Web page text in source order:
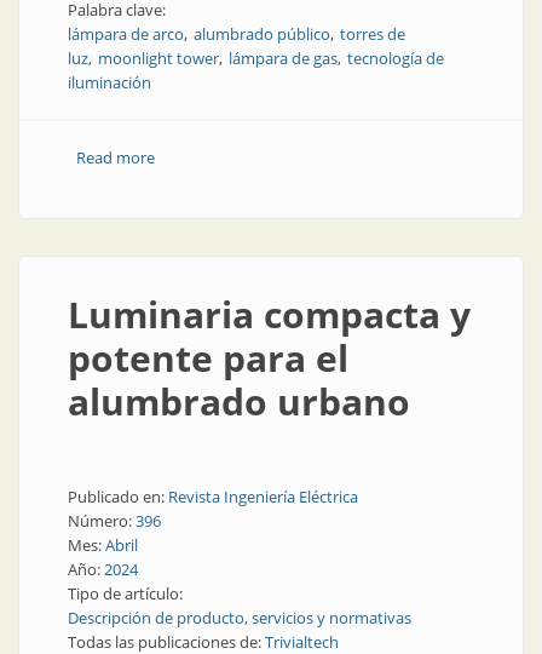
Palabra clave:
lámpara de arco alumbrado público torres de
luz moonlight tower lámpara de gas tecnología de
iluminación
Read moreabout Historias del alumbrado público: las lámparas
Luminaria compacta y
potente para el
alumbrado urbano
Publicado en: Revista Ingeniería Eléctrica
Número:396
Mes:Abril
Año:2024
Tipo de artículo:
Descripción de producto, servicios y normativas
Todas las publicaciones de:Trivialtech